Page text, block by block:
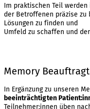
Im praktischen Teil
der Betroffenen präzise
Lösungen zu finden
Umfeld zu schaffen und
Memory
In Ergänzung zu unseren
beeinträchtigten
Teilnehmer:innen üben